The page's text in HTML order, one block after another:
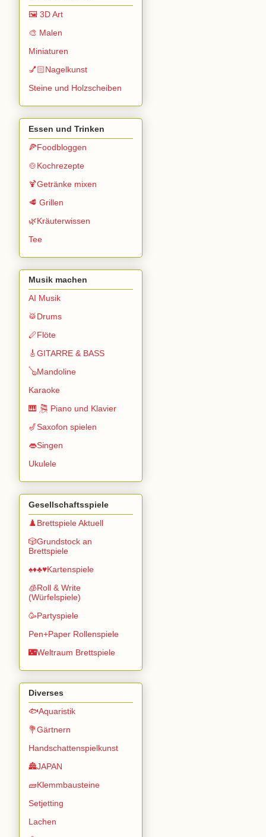
🖼️ 3D Art
🎨 Malen
Miniaturen
💅🏻Nagelkunst
Steine und Holzscheiben
Essen und Trinken
🍕Foodbloggen
🍲Kochrezepte
🍹Getränke mixen
🥩 Grillen
🌿Kräuterwissen
Tee
Musik machen
AI Musik
🥁Drums
🪈Flöte
🎸GITARRE & BASS
🪕Mandoline
Karaoke
🎹 🎘 Piano und Klavier
🎷Saxofon spielen
👄Singen
Ukulele
Gesellschaftsspiele
♟️Brettspiele Aktuell
🎲Grundstock an
Brettspiele
♠️♦️♣️♥️Kartenspiele
🧊Roll & Write
(Würfelspiele)
🥳Partyspiele
Pen+Paper Rollenspiele
🌃Weltraum Brettspiele
Diverses
🐟Aquaristik
💐Gärtnern
Handschattenspielkunst
🏯JAPAN
🧱Klemmbausteine
Setjetting
Lachen